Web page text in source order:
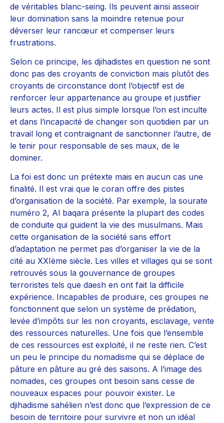
de véritables blanc-seing. Ils peuvent ainsi asseoir
leur domination sans la moindre retenue pour
déverser leur rancœur et compenser leurs
frustrations.
Selon ce principe, les djihadistes en question ne sont
donc pas des croyants de conviction mais plutôt des
croyants de circonstance dont l’objectif est de
renforcer leur appartenance au groupe et justifier
leurs actes. Il est plus simple lorsque l’on est inculte
et dans l’incapacité de changer son quotidien par un
travail long et contraignant de sanctionner l’autre, de
le tenir pour responsable de ses maux, de le
dominer.
La foi est donc un prétexte mais en aucun cas une
finalité. Il est vrai que le coran offre des pistes
d’organisation de la société. Par exemple, la sourate
numéro 2, Al baqara présente la plupart des codes
de conduite qui guident la vie des musulmans. Mais
cette organisation de la société sans effort
d’adaptation ne permet pas d’organiser la vie de la
cité au XXIème siècle. Les villes et villages qui se sont
retrouvés sous la gouvernance de groupes
terroristes tels que daesh en ont fait la difficile
expérience. Incapables de produire, ces groupes ne
fonctionnent que selon un système de prédation,
levée d’impôts sur les non croyants, esclavage, vente
des ressources naturelles. Une fois que l’ensemble
de ces ressources est exploité, il ne reste rien. C’est
un peu le principe du nomadisme qui se déplace de
pâture en pâture au gré des saisons. A l’image des
nomades, ces groupes ont besoin sans cesse de
nouveaux espaces pour pouvoir exister. Le
djihadisme sahélien n’est donc que l’expression de ce
besoin de territoire pour survivre et non un idéal